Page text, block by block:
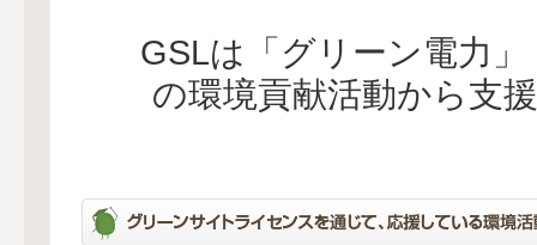
GSLは「グリーン電力
の環境貢献活動から支